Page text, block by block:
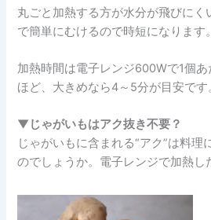
丸ごと加熱する方が水分が飛びにく
で簡単にむけるので時短になります。
加熱時間は電子レンジ600Wで1個
ほど、大きめなら4～5分が目安です
▼じゃがいもはアク抜き不要？
じゃがいもに含まれる“アク”は料理
のでしょうか。電子レンジで加熱し